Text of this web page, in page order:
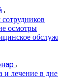
осмотры
и лечение в